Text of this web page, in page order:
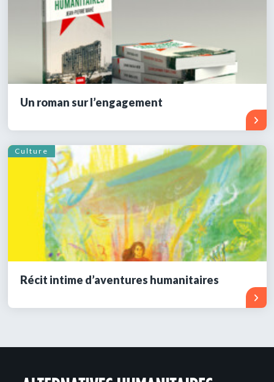
Un roman sur l’engagement
Culture
Récit intime d’aventures humanitaires